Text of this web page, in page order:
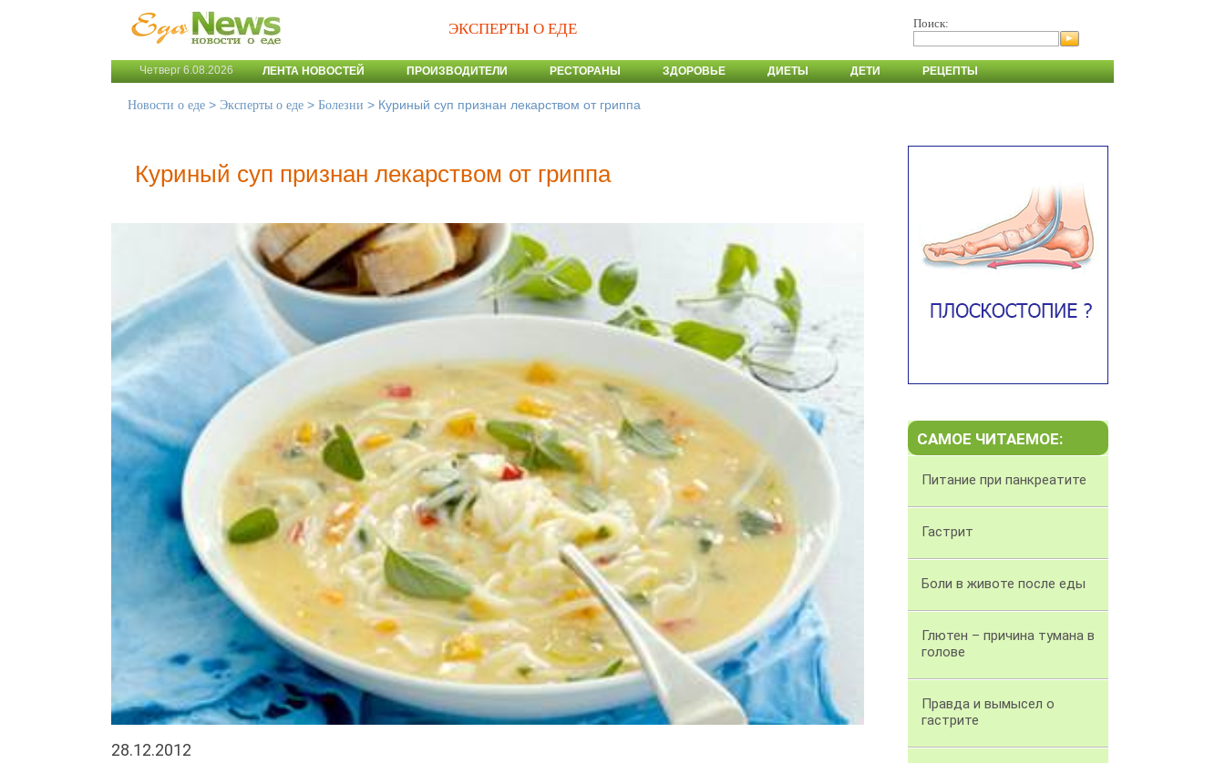
ЭКСПЕРТЫ О ЕДЕ Поиск:
Четверг 6.08.2026 ЛЕНТА НОВОСТЕЙ ПРОИЗВОДИТЕЛИ РЕСТОРАНЫ ЗДОРОВЬЕ ДИЕТЫ ДЕТИ РЕЦЕПТЫ
Новости о еде > Эксперты о еде > Болезни > Куриный суп признан лекарством от гриппа
Куриный суп признан лекарством от гриппа
28.12.2012
САМОЕ ЧИТАЕМОЕ:
Питание при панкреатите
Гастрит
Боли в животе после еды
Глютен – причина тумана в
голове
Правда и вымысел о
гастрите